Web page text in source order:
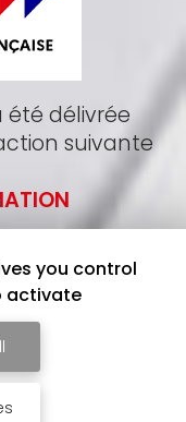
été délivrée
suivante
you control
activate